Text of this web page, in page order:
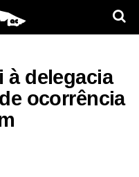
à delegacia
ocorrência